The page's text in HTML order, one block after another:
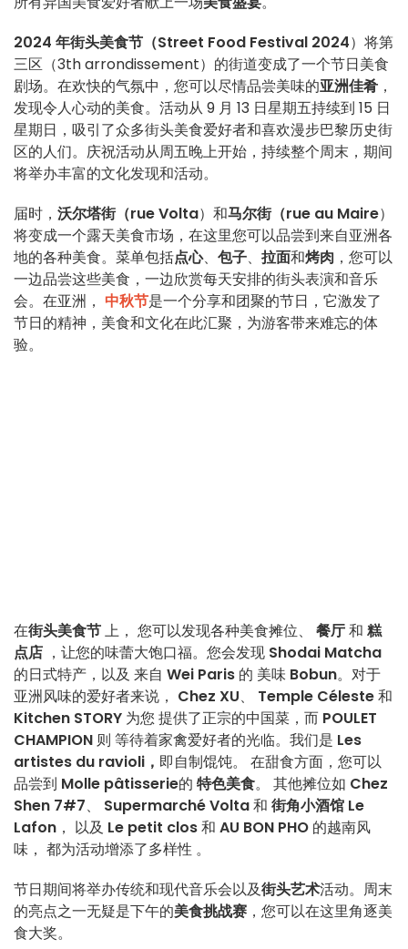
2024 年街头美食节（Street Food Festival 2024）将第
三区（3th arrondissement）的街道变成了一个节日美食
剧场。在欢快的气氛中，您可以尽情品尝美味的亚洲佳肴 ，
发现令人心动的美食。活动从 9 月 13 日星期五持续到 15 日
星期日，吸引了众多街头美食爱好者和喜欢漫步巴黎历史街
区的人们。庆祝活动从周五晚上开始，持续整个周末，期间
将举办丰富的文化发现和活动。
届时， 沃尔塔街（rue Volta）和马尔街（rue au Maire）
将变成一个露天美食市场，在这里您可以品尝到来自亚洲各
地的各种美食。菜单包括点心、 包子、 拉面和烤肉 ，您可以
一边品尝这些美食，一边欣赏每天安排的街头表演和音乐
会。在亚洲， 中秋节是一个分享和团聚的节日，它激发了
节日的精神，美食和文化在此汇聚，为游客带来难忘的体
验。
在街头美食节上， 您可以发现各种美食摊位、 餐厅和 糕
点店 ，让您的味蕾大饱口福。您会发现 Shodai Matcha
的日式特产，以及 来自 Wei Paris 的 美味 Bobun。对于
亚洲风味的爱好者来说， Chez XU、 Temple Céleste和
Kitchen STORY 为您提供了正宗的中国菜，而 POULET
CHAMPION则 等待着家禽爱好者的光临。 我们是 Les
artistes du ravioli， 即自制馄饨。 在甜食方面，您可以
品尝到 Molle pâtisserie的 特色美食。 其他摊位如 Chez
Shen 7#7、 Supermarché Volta和 街角小酒馆 Le
Lafon ， 以及 Le petit clos和 AU BON PHO 的越南风
味， 都为活动增添了多样性 。
节日期间将举办传统和现代音乐会以及街头艺术活动。周末
的亮点之一无疑是下午的美食挑战赛 ，您可以在这里角逐美
食大奖。